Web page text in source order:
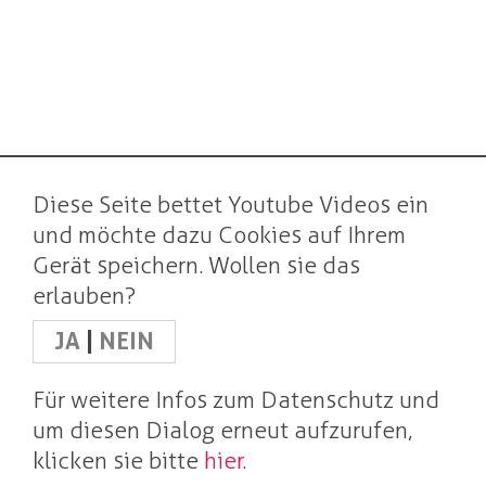
Diese Seite bettet Youtube Videos ein
und möchte dazu Cookies auf Ihrem
Gerät speichern. Wollen sie das
erlauben?
JA
NEIN
Für weitere Infos zum Datenschutz und
um diesen Dialog erneut aufzurufen,
klicken sie bitte hier.